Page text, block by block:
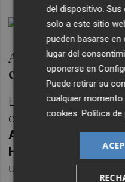
Ahorro de
compañías
En el Laboratorio
esta temática, el
Arisnova –
Higuera
subrayó
un enorme ahorro
del dispositivo.
solo a este sitio
pueden basarse en
lugar del
oponerse en
Puede retirar su
cualquier
cookies.Política de